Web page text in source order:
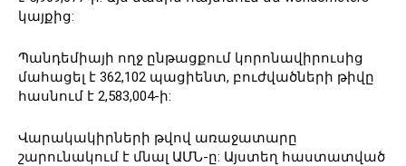
կայքից:
Պանդեմիայի ողջ ընթացքում կորոնավիրուսից
մահացել է 362,102 պացիենտ, բուժվածների թիվը
հասնում է 2,583,004-ի:
Վարակակիրների թվով առաջատարը
շարունակում է մնալ ԱՄՆ-ը: Այստեղ հաստատված